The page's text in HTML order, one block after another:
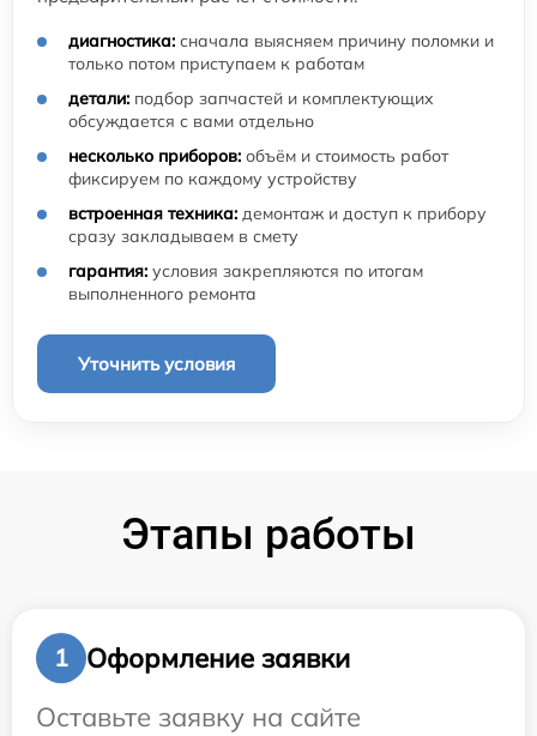
диагностика: сначала выясняем причину поломки и
только потом приступаем к работам
детали: подбор запчастей и комплектующих
обсуждается с вами отдельно
несколько приборов: объём и стоимость работ
фиксируем по каждому устройству
встроенная техника: демонтаж и доступ к прибору
сразу закладываем в смету
гарантия: условия закрепляются по итогам
выполненного ремонта
Уточнить условия
Этапы работы
1
Оформление заявки
Оставьте заявку на сайте